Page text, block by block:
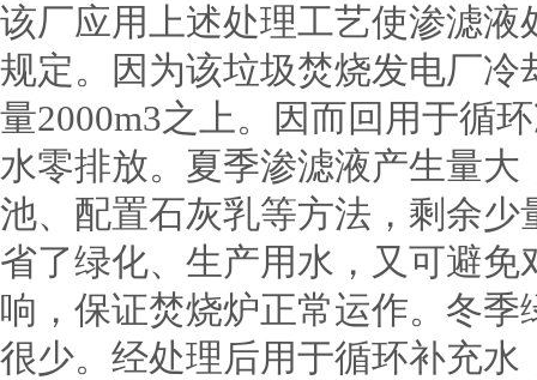
该厂应用上述处理工艺使渗滤
规定。因为该垃圾焚烧发电厂
量2000m3之上。因而回用于循
水零排放。夏季渗滤液产生量
池、配置石灰乳等方法，剩余
省了绿化、生产用水，又可避
响，保证焚烧炉正常运作。冬
很少。经处理后用于循环补充